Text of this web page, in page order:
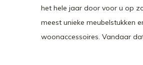
het hele jaar door voor u op
meest unieke meubelstukken
woonaccessoires. Vandaar